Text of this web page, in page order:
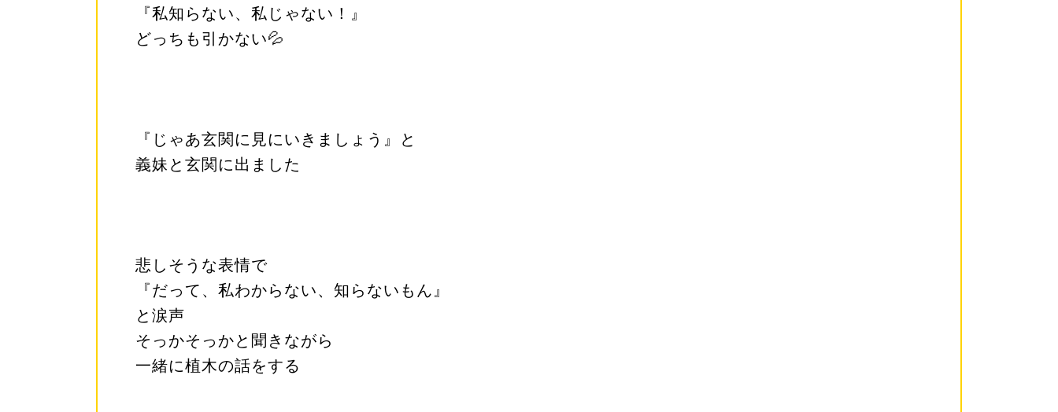
『私知らない、私じゃない！』
どっちも引かない💦
『じゃあ玄関に見にいきましょう』と
義妹と玄関に出ました
悲しそうな表情で
『だって、私わからない、知らないもん』
と涙声
そっかそっかと聞きながら
一緒に植木の話をする